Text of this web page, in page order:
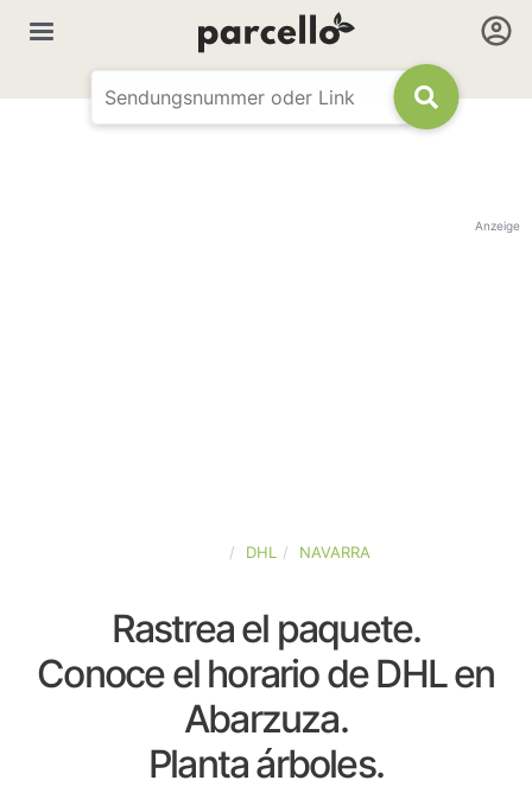
Anzeige
DHL NAVARRA
Rastrea el paquete.
Conoce el horario de DHL en
Abarzuza.
Planta árboles.